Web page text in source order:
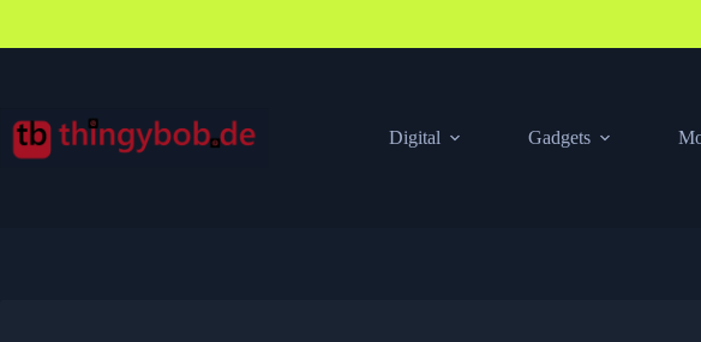
springen
Digital Gadgets